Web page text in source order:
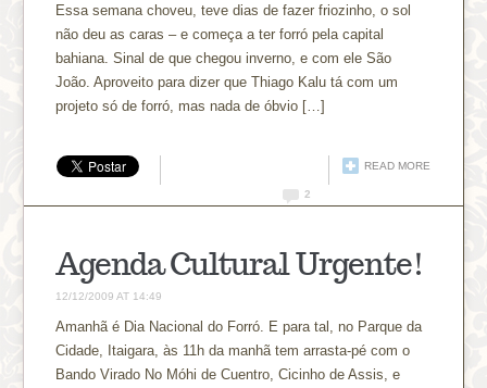
Essa semana choveu, teve dias de fazer friozinho, o sol
não deu as caras – e começa a ter forró pela capital
bahiana. Sinal de que chegou inverno, e com ele São
João. Aproveito para dizer que Thiago Kalu tá com um
projeto só de forró, mas nada de óbvio […]
READ MORE
2
Agenda Cultural Urgente!
12/12/2009 AT 14:49
Amanhã é Dia Nacional do Forró. E para tal, no Parque da
Cidade, Itaigara, às 11h da manhã tem arrasta-pé com o
Bando Virado No Móhi de Cuentro, Cicinho de Assis, e